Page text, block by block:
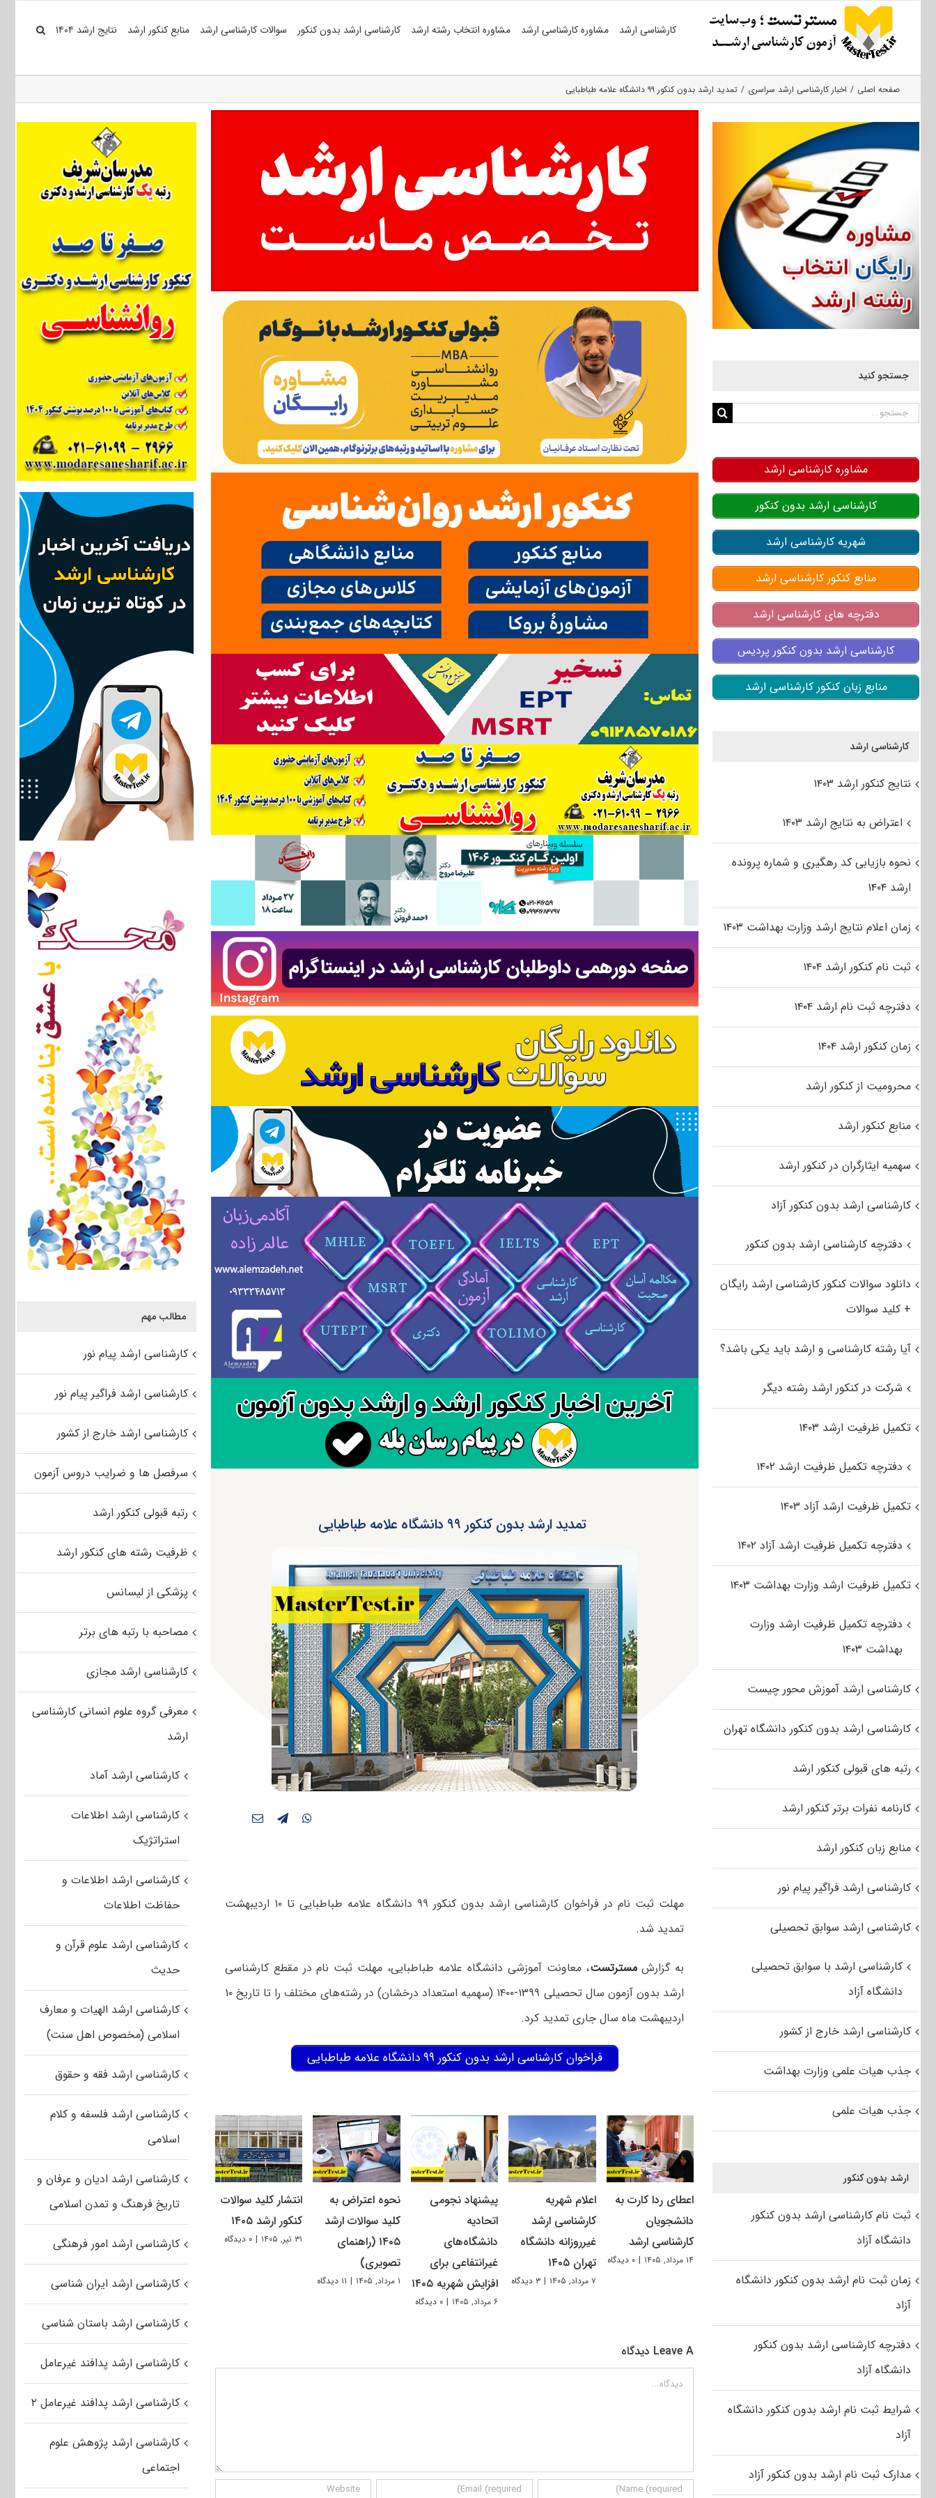
کارشناسی ارشد مشاوره کارشناسی ارشد مشاوره انتخاب رشته ارشد کارشناسی ارشد بدون کنکور سوالات کارشناسی ارشد منابع کنکور ارشد نتایج ارشد ۱۴۰۴
صفحه اصلی اخبار کارشناسی ارشد سراسری تمدید ارشد بدون کنکور ۹۹ دانشگاه علامه طباطبایی
تمدید ارشد بدون کنکور ۹۹ دانشگاه علامه طباطبایی
مهلت ثبت نام در فراخوان کارشناسی ارشد بدون کنکور ۹۹ دانشگاه علامه طباطبایی تا ۱۰ اردیبهشت
تمدید شد.
به گزارشمسترتست، معاونت آموزشی دانشگاه علامه طباطبایی، مهلت ثبت نام در مقطع کارشناسی
ارشد بدون آزمون سال تحصیلی ۱۳۹۹-۱۴۰۰ (سهمیه استعداد درخشان) در رشته‌های مختلف را تا تاریخ ۱۰
اردیبهشت ماه سال جاری تمدید کرد.
فراخوان کارشناسی ارشد بدون کنکور ۹۹ دانشگاه علامه طباطبایی
اعطای ردا کارت به
دانشجویان
کارشناسی ارشد
۱۴ مرداد, ۱۴۰۵ | ۰ دیدگاه
اعلام شهریه
کارشناسی ارشد
غیرروزانه دانشگاه
تهران ۱۴۰۵
۷ مرداد, ۱۴۰۵ | ۳ دیدگاه
پیشنهاد نجومی
اتحادیه
دانشگاه‌های
غیرانتفاعی برای
افزایش شهریه ۱۴۰۵
۶ مرداد, ۱۴۰۵ | ۰ دیدگاه
نحوه اعتراض به
کلید سوالات ارشد
۱۴۰۵ (راهنمای
تصویری)
۱ مرداد, ۱۴۰۵ | ۱۱ دیدگاه
انتشار کلید سوالات
کنکور ارشد ۱۴۰۵
۳۱ تیر, ۱۴۰۵ | ۰ دیدگاه
Leave A دیدگاه
دیدگاه
مطالب مهم
کارشناسی ارشد پیام نور
کارشناسی ارشد فراگیر پیام نور
کارشناسی ارشد خارج از کشور
سرفصل ها و ضرایب دروس آزمون
رتبه قبولی کنکور ارشد
ظرفیت رشته های کنکور ارشد
پزشکی از لیسانس
مصاحبه با رتبه های برتر
کارشناسی ارشد مجازی
معرفی گروه علوم انسانی کارشناسی
ارشد
کارشناسی ارشد آماد
کارشناسی ارشد اطلاعات
استراتژیک
کارشناسی ارشد اطلاعات و
حفاظت اطلاعات
کارشناسی ارشد علوم قرآن و
حدیث
کارشناسی ارشد الهیات و معارف
اسلامی (مخصوص اهل سنت)
کارشناسی ارشد فقه و حقوق
کارشناسی ارشد فلسفه و کلام
اسلامی
کارشناسی ارشد ادیان و عرفان و
تاریخ فرهنگ و تمدن اسلامی
کارشناسی ارشد امور فرهنگی
کارشناسی ارشد ایران شناسی
کارشناسی ارشد باستان شناسی
کارشناسی ارشد پدافند غیرعامل
کارشناسی ارشد پدافند غیرعامل ۲
کارشناسی ارشد پژوهش علوم
اجتماعی
جستجو کنید
جستجو
مشاوره کارشناسی ارشد
کارشناسی ارشد بدون کنکور
شهریه کارشناسی ارشد
منابع کنکور کارشناسی ارشد
دفترچه های کارشناسی ارشد
کارشناسی ارشد بدون کنکور پردیس
منابع زبان کنکور کارشناسی ارشد
کارشناسی ارشد
نتایج کنکور ارشد ۱۴۰۳
اعتراض به نتایج ارشد ۱۴۰۳
نحوه بازیابی کد رهگیری و شماره پرونده
ارشد ۱۴۰۴
زمان اعلام نتایج ارشد وزارت بهداشت ۱۴۰۳
ثبت نام کنکور ارشد ۱۴۰۴
دفترچه ثبت نام ارشد ۱۴۰۴
زمان کنکور ارشد ۱۴۰۴
محرومیت از کنکور ارشد
منابع کنکور ارشد
سهمیه ایثارگران در کنکور ارشد
کارشناسی ارشد بدون کنکور آزاد
دفترچه کارشناسی ارشد بدون کنکور
دانلود سوالات کنکور کارشناسی ارشد رایگان
+ کلید سوالات
آیا رشته کارشناسی و ارشد باید یکی باشد؟
شرکت در کنکور ارشد رشته دیگر
تکمیل ظرفیت ارشد ۱۴۰۳
دفترچه تکمیل ظرفیت ارشد ۱۴۰۲
تکمیل ظرفیت ارشد آزاد ۱۴۰۳
دفترچه تکمیل ظرفیت ارشد آزاد ۱۴۰۲
تکمیل ظرفیت ارشد وزارت بهداشت ۱۴۰۳
دفترچه تکمیل ظرفیت ارشد وزارت
بهداشت ۱۴۰۳
کارشناسی ارشد آموزش محور چیست
کارشناسی ارشد بدون کنکور دانشگاه تهران
رتبه های قبولی کنکور ارشد
کارنامه نفرات برتر کنکور ارشد
منابع زبان کنکور ارشد
کارشناسی ارشد فراگیر پیام نور
کارشناسی ارشد سوابق تحصیلی
کارشناسی ارشد با سوابق تحصیلی
دانشگاه آزاد
کارشناسی ارشد خارج از کشور
جذب هیات علمی وزارت بهداشت
جذب هیات علمی
ارشد بدون کنکور
ثبت نام کارشناسی ارشد بدون کنکور
دانشگاه آزاد
زمان ثبت نام ارشد بدون کنکور دانشگاه
آزاد
دفترچه کارشناسی ارشد بدون کنکور
دانشگاه آزاد
شرایط ثبت نام ارشد بدون کنکور دانشگاه
آزاد
مدارک ثبت نام ارشد بدون کنکور آزاد